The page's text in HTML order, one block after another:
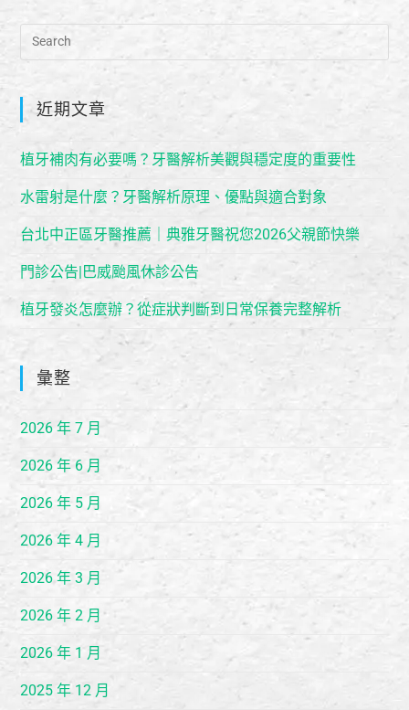
近期文章
植牙補肉有必要嗎？牙醫解析美觀與穩定度的重要性
水雷射是什麼？牙醫解析原理、優點與適合對象
台北中正區牙醫推薦｜典雅牙醫祝您2026父親節快樂
門診公告|巴威颱風休診公告
植牙發炎怎麼辦？從症狀判斷到日常保養完整解析
彙整
2026 年 7 月
2026 年 6 月
2026 年 5 月
2026 年 4 月
2026 年 3 月
2026 年 2 月
2026 年 1 月
2025 年 12 月